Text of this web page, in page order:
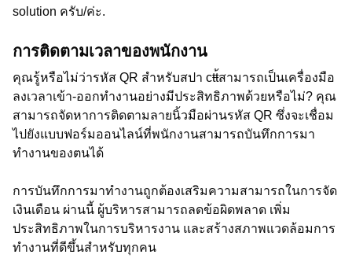
solution ครับ/ค่ะ.
การติดตามเวลาของพนักงาน
คุณรู้หรือไม่ว่ารหัส QR สำหรับสปา cŧŧ้สามารถเป็นเครื่องมือ
ลงเวลาเข้า-ออกทำงานอย่างมีประสิทธิภาพด้วยหรือไม่? คุณ
สามารถจัดหาการติดตามลายนิ้วมือผ่านรหัส QR ซึ่งจะเชื่อม
ไปยังแบบฟอร์มออนไลน์ที่พนักงานสามารถบันทึกการมา
ทำงานของตนได้
การบันทึกการมาทำงานถูกต้องเสริมความสามารถในการจัด
เงินเดือน ผ่านนี้ ผู้บริหารสามารถลดข้อผิดพลาด เพิ่ม
ประสิทธิภาพในการบริหารงาน และสร้างสภาพแวดล้อมการ
ทำงานที่ดีขึ้นสำหรับทุกคน